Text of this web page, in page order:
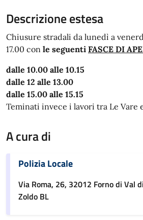
Descrizione estesa
Chiusure stradali da lunedì a
17.00 con le seguenti FASCE DI
dalle 10.00 alle 10.15
dalle 12 alle 13.00
dalle 15.00 alle 15.15
Teminati invece i lavori tra Le Vare
A cura di
Polizia Locale
Via Roma, 26, 32012 Forno di Val di
Zoldo BL